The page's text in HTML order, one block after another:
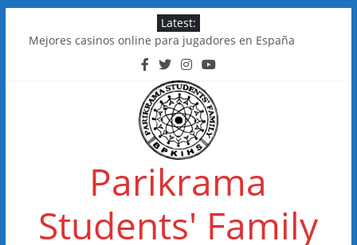
Latest:
Mejores casinos online para jugadores en España
Kakadu Casino im Test: Spiele, Boni, Zahlungen
Online Casinos in Canada With Low Minimum Deposits
FastSlots Casino im Test: Spiele, Boni & Auszahlungen
Flagman Casino im Test: Überblick, Boni und Zahlungen
Parikrama
Students' Family